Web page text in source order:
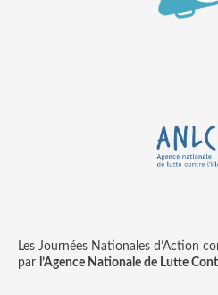
Les Journées Nationales d’Action
par l’Agence Nationale de Lutte